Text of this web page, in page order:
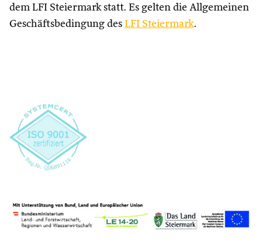
dem LFI Steiermark statt. Es gelten die Allgemeinen
Geschäftsbedingung des LFI Steiermark.